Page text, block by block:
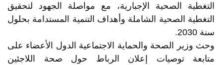
التغطية الصحية الإجبارية، مع مواصلة الجهود لتحقيق
التغطية الصحية الشاملة وأهداف التنمية المستدامة بحلول
سنة 2030.
وحث وزير الصحة والحماية الاجتماعية الدول الأعضاء على
متابعة توصيات إعلان الرباط حول صحة اللاجئين